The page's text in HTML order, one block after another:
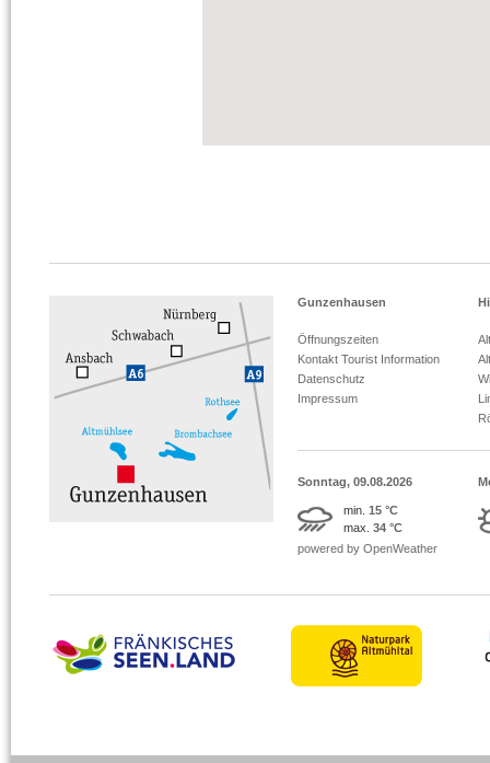
Gunzenhausen
Öffnungszeiten
Kontakt Tourist Information
Datenschutz
Impressum
Sonntag, 09.08.2026
min. 15 °C
max. 34 °C
powered by OpenWeather